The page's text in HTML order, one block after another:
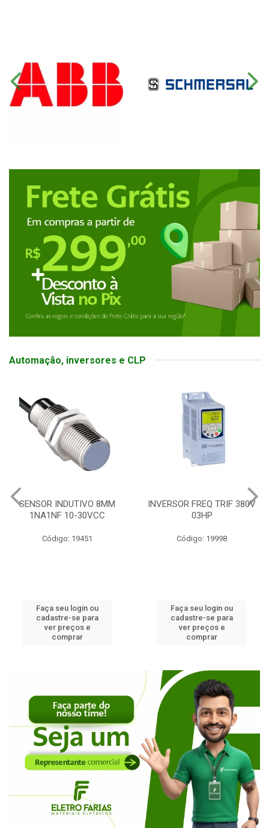
Automação, inversores e CLP
SENSOR INDUTIVO 8MM
1NA1NF 10-30VCC
Código: 19451
Faça seu login ou
cadastre-se para
ver preços e
comprar
INVERSOR FREQ TRIF 380V
03HP
Código: 19998
Faça seu login ou
cadastre-se para
ver preços e
comprar